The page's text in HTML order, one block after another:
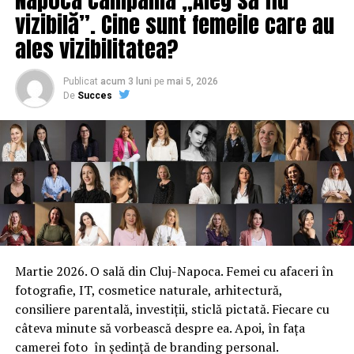
URMATORUL
Surpriză de la Google. Ce a decis gigantul să facă cu
motorul de căutare
NU RATATI
Din ce județe provin românii cu cele mai mari probleme
la bănci. Statisticile contrazic toate miturile
vizibilă”. Cine sunt femeile care au
ales vizibilitatea?
Publicat acum 3 luni pe mai 5, 2026
De Succes
Martie 2026. O sală din Cluj-Napoca. Femei cu afaceri în
fotografie, IT, cosmetice naturale, arhitectură,
consiliere parentală, investiții, sticlă pictată. Fiecare cu
câteva minute să vorbească despre ea. Apoi, în fața
camerei foto în ședință de branding personal.